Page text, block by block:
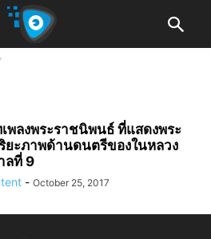
พลงพระราชนิพนธ์ ที่แสดงพระ
ยะภาพด้านดนตรีของในหลวง
ลที่ 9
- October 25, 2017